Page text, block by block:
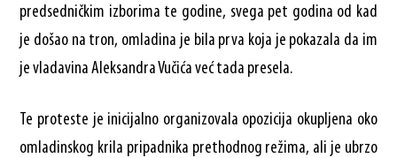
predsedničkim izborima te godine, svega pet godina od kad
je došao na tron, omladina je bila prva koja je pokazala da im
je vladavina Aleksandra Vučića već tada presela.
Te proteste je inicijalno organizovala opozicija okupljena oko
omladinskog krila pripadnika prethodnog režima, ali je ubrzo